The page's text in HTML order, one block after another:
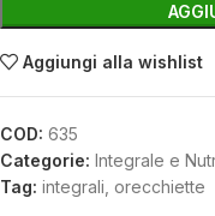
Aggiungi alla wishlist
COD: 635
Categorie: Integrale e
Tag: integrali, orecchiette